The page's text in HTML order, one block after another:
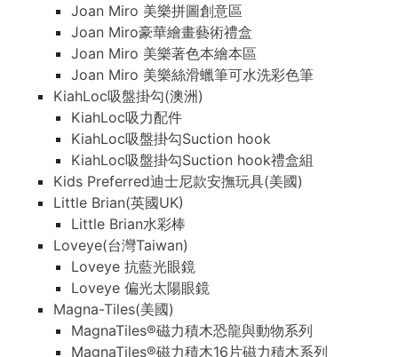
Joan Miro 美樂拼圖創意區
Joan Miro豪華繪畫藝術禮盒
Joan Miro 美樂著色本繪本區
Joan Miro 美樂絲滑蠟筆可水洗彩色筆
KiahLoc吸盤掛勾(澳洲)
KiahLoc吸力配件
KiahLoc吸盤掛勾Suction hook
KiahLoc吸盤掛勾Suction hook禮盒組
Kids Preferred迪士尼款安撫玩具(美國)
Little Brian(英國UK)
Little Brian水彩棒
Loveye(台灣Taiwan)
Loveye 抗藍光眼鏡
Loveye 偏光太陽眼鏡
Magna-Tiles(美國)
MagnaTiles®磁力積木恐龍與動物系列
MagnaTiles®磁力積木16片磁力積木系列